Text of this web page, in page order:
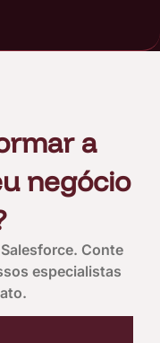
a
negócio
Conte
especialistas